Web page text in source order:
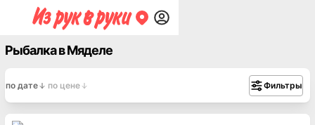
Рыбалка в Мяделе
по дате по цене Фильтры